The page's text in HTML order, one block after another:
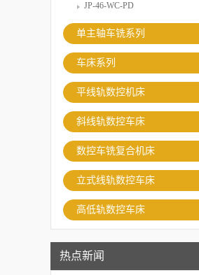
JP-46-WC-PD
单主轴车铣系列
车床系列
平线轨数控机床
斜线轨数控车床
数控车铣复合机床
立式线轨数控车床
高低轨数控车床
热点新闻